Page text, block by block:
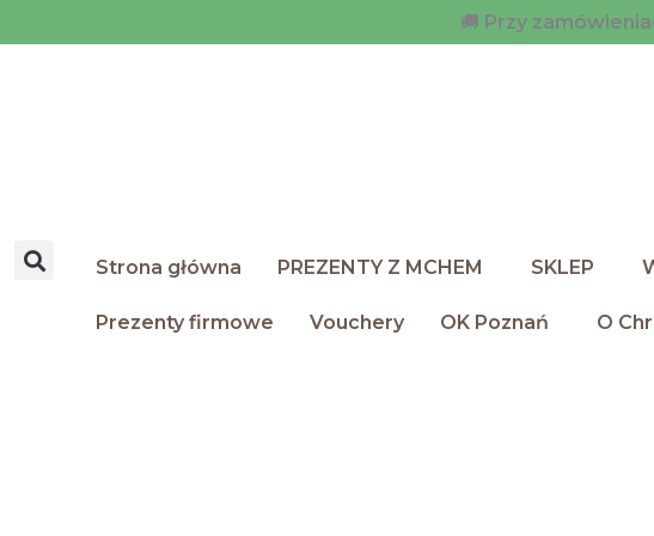
do
🚚 Przy
Strona główna PREZENTY Z MCHEM SKLEP
Prezenty firmowe Vouchery OK Poznań O